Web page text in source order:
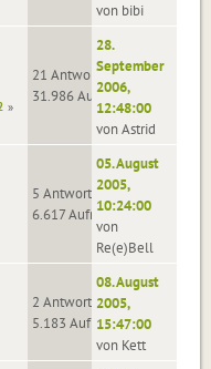
von bibi
21 Antworten
31.986 Aufrufe
28.
September
2006,
12:48:00
von Astrid
5 Antworten
6.617 Aufrufe
05. August
2005,
10:24:00
von
Re(e)Bell
2 Antworten
5.183 Aufrufe
08. August
2005,
15:47:00
von Kett